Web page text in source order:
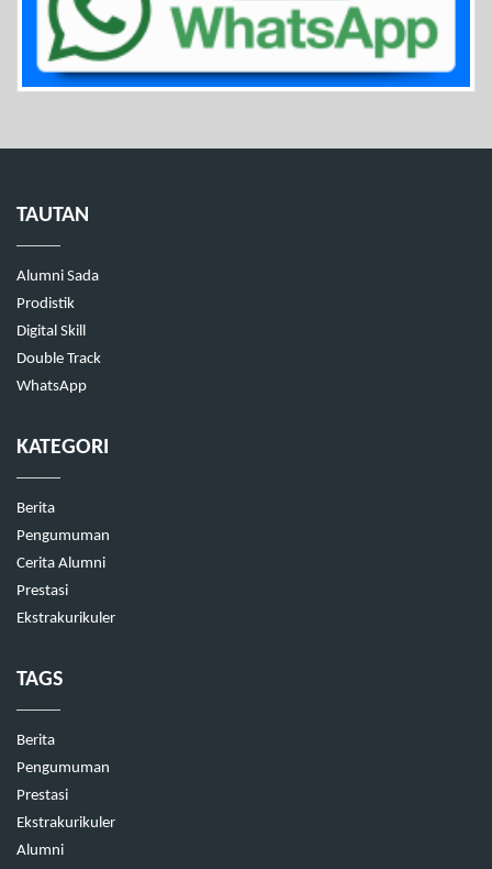
TAUTAN
Alumni Sada
Prodistik
Digital Skill
Double Track
WhatsApp
KATEGORI
Berita
Pengumuman
Cerita Alumni
Prestasi
Ekstrakurikuler
TAGS
Berita
Pengumuman
Prestasi
Ekstrakurikuler
Alumni